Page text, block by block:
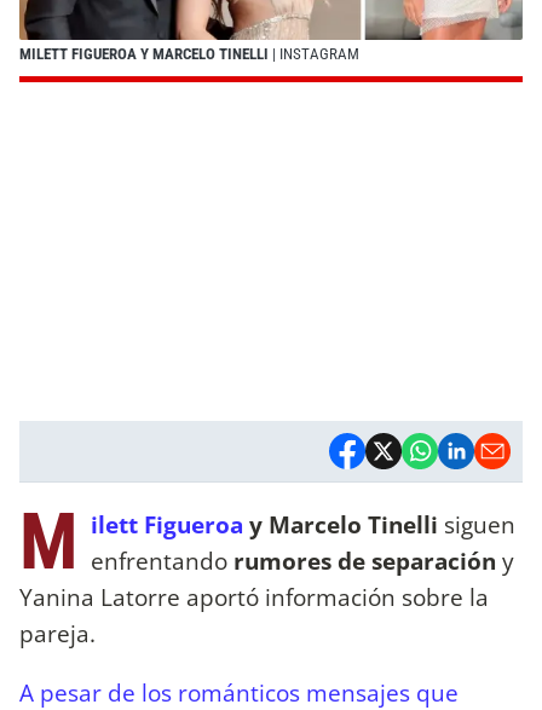
MILETT FIGUEROA Y MARCELO TINELLI | INSTAGRAM
M ilett Figueroa y Marcelo Tinelli siguen
enfrentando rumores de separación y
Yanina Latorre aportó información sobre la
pareja.
A pesar de los románticos mensajes que